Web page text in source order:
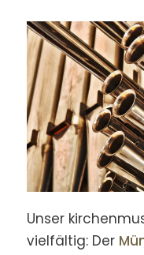
Unser
vielfältig: Der